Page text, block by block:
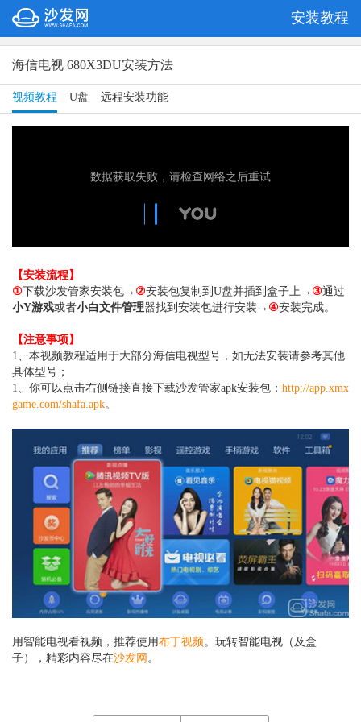
安装教程
海信电视 680X3DU安装方法
视频教程 U盘 远程安装功能
【安装流程】
①下载沙发管家安装包→ ②安装包复制到U盘并插到盒子上→ ③通过
小Y游戏或者小白文件管理器找到安装包进行安装 → ④安装完成。
【注意事项】
1、本视频教程适用于大部分海信电视型号，如无法安装请参考其他
具体型号；
1、 你可以点击右侧链接直接下载沙发管家apk安装包： http://app.xmx
game.com/shafa.apk。
用智能电视看视频，推荐使用布丁视频。玩转智能电视（及盒
子），精彩内容尽在沙发网 。